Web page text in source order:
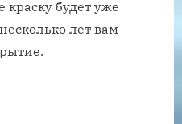
краску будет уже
лет вам